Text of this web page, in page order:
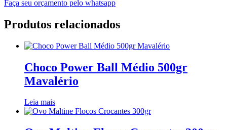
Faça seu orçamento pelo whatsapp
Produtos relacionados
Choco Power Ball Médio 500gr
Mavalério
Leia mais